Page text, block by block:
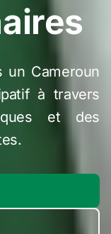
un Cameroun
à travers
et des